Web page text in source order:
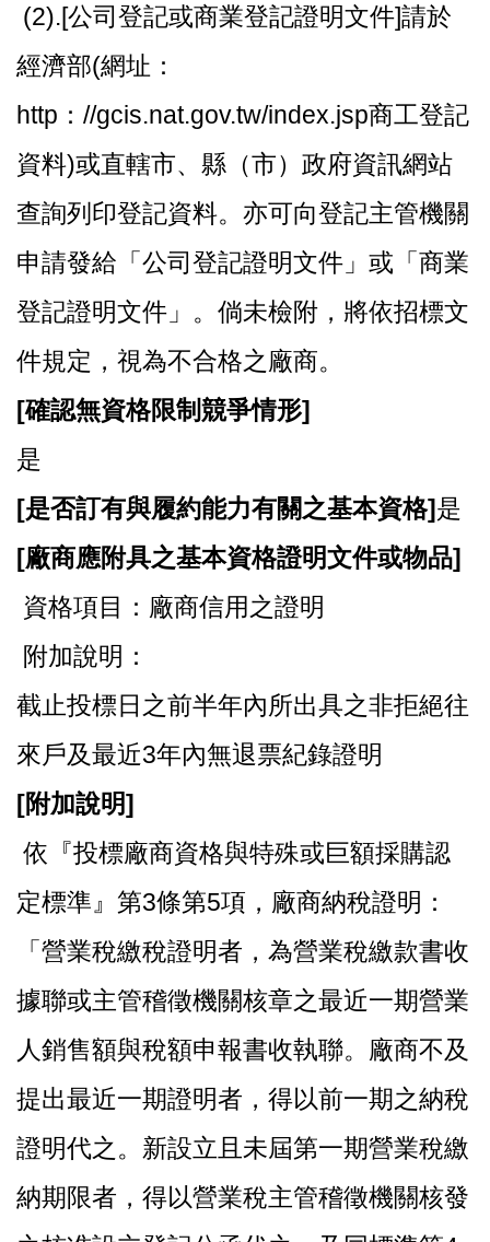
(2).[公司登記或商業登記證明文件]請於
經濟部(網址：
http：//gcis.nat.gov.tw/index.jsp商工登記
資料)或直轄市、縣（市）政府資訊網站
查詢列印登記資料。亦可向登記主管機關
申請發給「公司登記證明文件」或「商業
登記證明文件」。倘未檢附，將依招標文
件規定，視為不合格之廠商。
[確認無資格限制競爭情形]
是
[是否訂有與履約能力有關之基本資格]是
[廠商應附具之基本資格證明文件或物品]
資格項目：廠商信用之證明
附加說明：
截止投標日之前半年內所出具之非拒絕往
來戶及最近3年內無退票紀錄證明
[附加說明]
依『投標廠商資格與特殊或巨額採購認
定標準』第3條第5項，廠商納稅證明：
「營業稅繳稅證明者，為營業稅繳款書收
據聯或主管稽徵機關核章之最近一期營業
人銷售額與稅額申報書收執聯。廠商不及
提出最近一期證明者，得以前一期之納稅
證明代之。新設立且未屆第一期營業稅繳
納期限者，得以營業稅主管稽徵機關核發